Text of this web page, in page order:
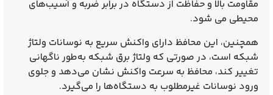
مقاومت بالا و حفاظت از دستگاه در برابر ضربه و آسیب‌های
محیطی می شود.
همچنین، این محافظ دارای واکنش سریع به نوسانات ولتاژ
شبکه است، در صورتی که ولتاژ برق شبکه به‌طور ناگهانی
تغییر کند، محافظ به سرعت واکنش نشان می‌دهد و جلوی
ورود نوسانات غیرمطلوب به دستگاه‌ها را می‌گیرد.